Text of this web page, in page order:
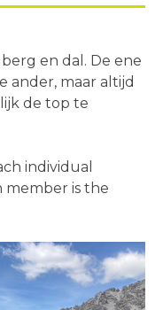
en dal. De ene
ander, maar altijd
de top te
individual
member is the